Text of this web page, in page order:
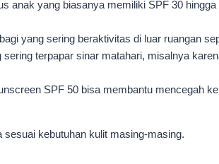
anak yang biasanya memiliki SPF 30
yang sering beraktivitas di luar ruangan
terpapar sinar matahari, misalnya
SPF 50 bisa membantu mencegah
kebutuhan kulit masing-masing.